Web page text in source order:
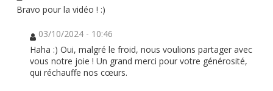
Bravo pour la vidéo ! :)
03/10/2024 - 10:46
Haha :) Oui, malgré le froid, nous voulions partager avec
vous notre joie ! Un grand merci pour votre générosité,
qui réchauffe nos cœurs.